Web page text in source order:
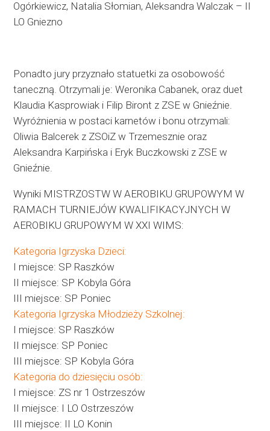
Ogórkiewicz, Natalia Słomian, Aleksandra Walczak – II
LO Gniezno
Ponadto jury przyznało statuetki za osobowość
taneczną. Otrzymali je: Weronika Cabanek, oraz duet
Klaudia Kasprowiak i Filip Biront z ZSE w Gnieźnie.
Wyróżnienia w postaci karnetów i bonu otrzymali:
Oliwia Balcerek z ZSOiZ w Trzemesznie oraz
Aleksandra Karpińska i Eryk Buczkowski z ZSE w
Gnieźnie.
Wyniki MISTRZOSTW W AEROBIKU GRUPOWYM W
RAMACH TURNIEJÓW KWALIFIKACYJNYCH W
AEROBIKU GRUPOWYM W XXI WIMS:
Kategoria Igrzyska Dzieci:
I miejsce: SP Raszków
II miejsce: SP Kobyla Góra
III miejsce: SP Poniec
Kategoria Igrzyska Młodzieży Szkolnej:
I miejsce: SP Raszków
II miejsce: SP Poniec
III miejsce: SP Kobyla Góra
Kategoria do dziesięciu osób:
I miejsce: ZS nr 1 Ostrzeszów
II miejsce: I LO Ostrzeszów
III miejsce: II LO Konin